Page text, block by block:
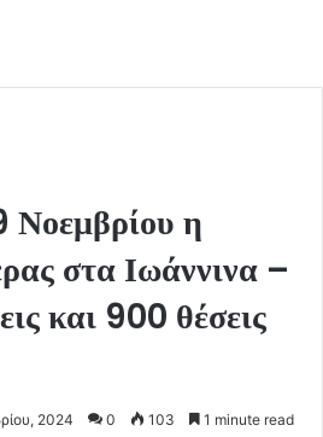
η
στα Ιωάννινα –
και 900 θέσεις
2024 0 103 1 minute read